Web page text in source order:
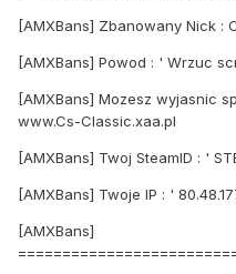
[AMXBans] Zbanowany Nick :
[AMXBans] Powod : ' Wrzuc
[AMXBans] Mozesz wyjasnic
www.Cs-Classic.xaa.pl
[AMXBans] Twoj SteamID : '
[AMXBans] Twoje IP : '
[AMXBans]